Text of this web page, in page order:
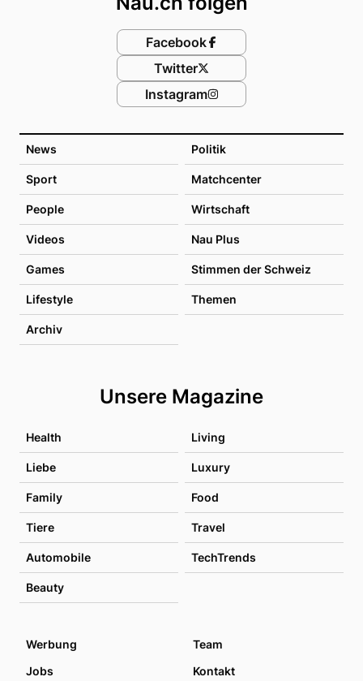
News Politik
Sport Matchcenter
People Wirtschaft
Videos Nau Plus
Games Stimmen der Schweiz
Lifestyle Themen
Archiv
Unsere Magazine
Health Living
Liebe Luxury
Family Food
Tiere Travel
Automobile TechTrends
Beauty
Facebook
Twitter
Instagram
Werbung
Team
Jobs
Kontakt